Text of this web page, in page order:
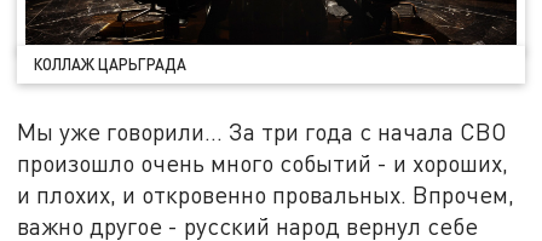
КОЛЛАЖ ЦАРЬГРАДА
Мы уже говорили... За три года с начала СВО
произошло очень много событий - и хороших,
и плохих, и откровенно провальных. Впрочем,
важно другое - русский народ вернул себе